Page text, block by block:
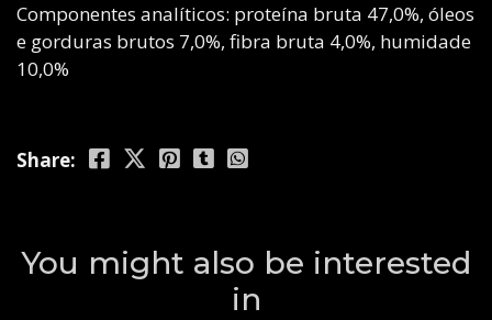
Componentes analíticos: proteína bruta 47,0%, óleos
e gorduras brutos 7,0%, fibra bruta 4,0%, humidade
10,0%
Share:
You might also be interested
in